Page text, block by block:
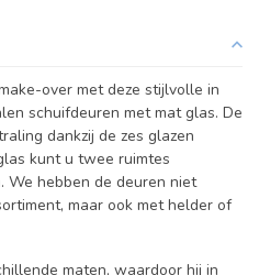
over met deze stijlvolle in
schuifdeuren met mat glas. De
dankzij de zes glazen
kunt u twee ruimtes
We hebben de deuren niet
maar ook met helder of
maten, waardoor hij in